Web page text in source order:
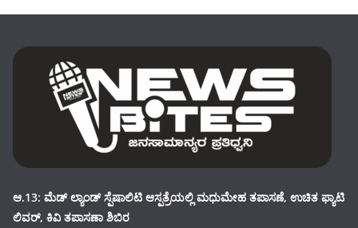
ಆ.13: ಮೆಡ್ ಲ್ಯಾಂಡ್ ಸ್ಪೆಷಾಲಿಟಿ ಆಸ್ಪತ್ರೆಯಲ್ಲಿ ಮಧುಮೇಹ ತಪಾಸಣೆ, ಉಚಿತ ಫ್ಯಾಟಿ
ಲಿವರ್, ಕಿವಿ ತಪಾಸಣಾ ಶಿಬಿರ